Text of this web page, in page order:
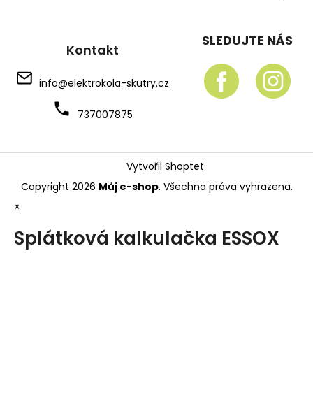
Kontakt
info@elektrokola-skutry.cz
737007875
SLEDUJTE NÁS
Vytvořil Shoptet
Copyright 2026 Můj e-shop. Všechna práva vyhrazena.
×
Splátková kalkulačka ESSOX